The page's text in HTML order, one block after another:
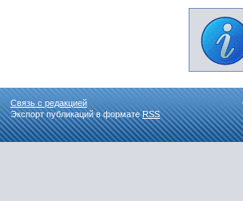
Связь с редакцией
Экспорт публикаций в форматеRSS